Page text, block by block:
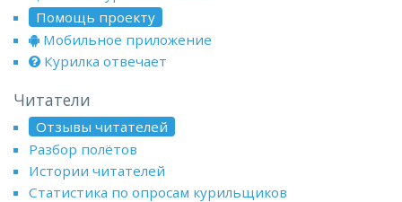
Помощь проекту
Мобильное приложение
Курилка отвечает
Читатели
Отзывы читателей
Разбор полётов
Истории читателей
Статистика по опросам курильщиков